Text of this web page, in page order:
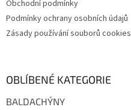
Obchodní podmínky
Podmínky ochrany osobních údajů
Zásady používání souborů cookies
OBLÍBENÉ KATEGORIE
BALDACHÝNY